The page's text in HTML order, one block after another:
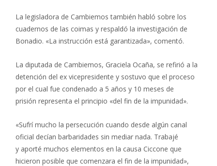
La legisladora de Cambiemos también habló sobre los
cuadernos de las coimas y respaldó la investigación de
Bonadio. «La instrucción está garantizada», comentó.
La diputada de Cambiemos, Graciela Ocaña, se refirió a la
detención del ex vicepresidente y sostuvo que el proceso
por el cual fue condenado a 5 años y 10 meses de
prisión representa el principio «del fin de la impunidad».
«Sufrí mucho la persecución cuando desde algún canal
oficial decían barbaridades sin mediar nada. Trabajé
y aporté muchos elementos en la causa Ciccone que
hicieron posible que comenzara el fin de la impunidad»,